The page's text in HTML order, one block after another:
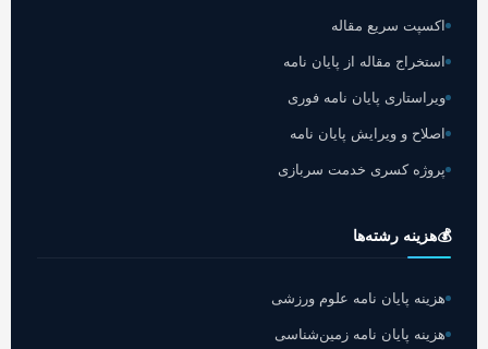
اکسپت سریع مقاله
استخراج مقاله از پایان نامه
ویراستاری پایان نامه فوری
اصلاح و ویرایش پایان نامه
پروژه کسری خدمت سربازی
💰هزینه رشته‌ها
هزینه پایان نامه علوم ورزشی
هزینه پایان نامه زمین‌شناسی